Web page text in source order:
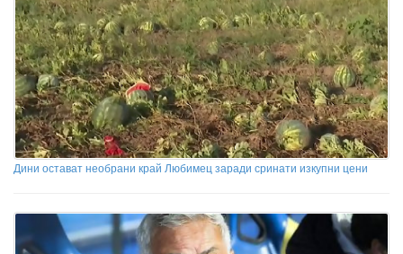
Дини остават необрани край Любимец заради сринати изкупни цени